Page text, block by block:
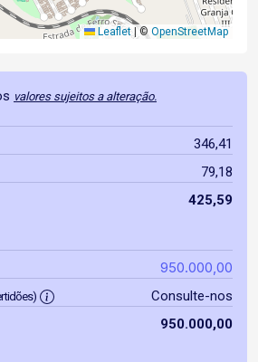
Leaflet © OpenStreetMap
valores sujeitos a alteração.
346,41
79,18
425,59
950.000,00
Consulte-nos
950.000,00